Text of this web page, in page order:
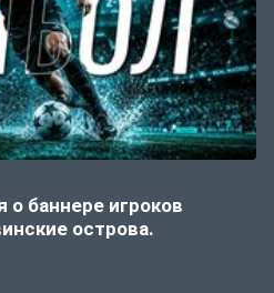
о баннере игроков
острова.